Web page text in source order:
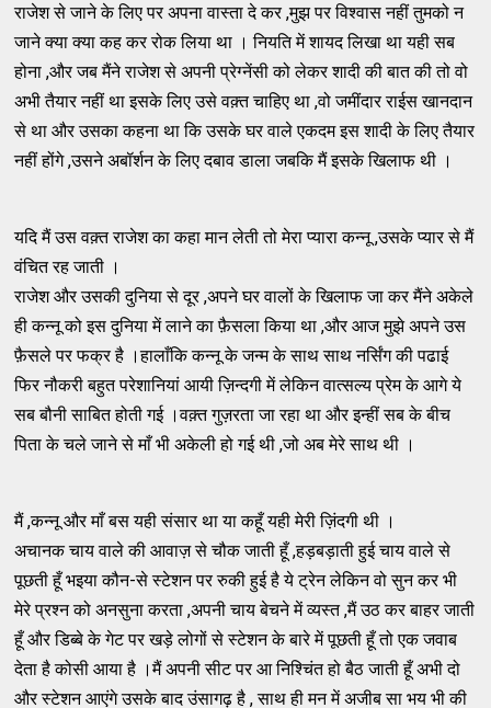
राजेश से जाने के लिए पर अपना वास्ता दे कर ,मुझ पर विश्वास नहीं तुमको न
जाने क्या क्या कह कर रोक लिया था । नियति में शायद लिखा था यही सब
होना ,और जब मैंने राजेश से अपनी प्रेग्नेंसी को लेकर शादी की बात की तो वो
अभी तैयार नहीं था इसके लिए उसे वक़्त चाहिए था ,वो जमींदार राईस खानदान
से था और उसका कहना था कि उसके घर वाले एकदम इस शादी के लिए तैयार
नहीं होंगे ,उसने अबॉर्शन के लिए दबाव डाला जबकि मैं इसके खिलाफ थी ।
यदि मैं उस वक़्त राजेश का कहा मान लेती तो मेरा प्यारा कन्नू ,उसके प्यार से मैं
वंचित रह जाती ।
राजेश और उसकी दुनिया से दूर ,अपने घर वालों के खिलाफ जा कर मैंने अकेले
ही कन्नू को इस दुनिया में लाने का फ़ैसला किया था ,और आज मुझे अपने उस
फ़ैसले पर फक्र है ।हालाँकि कन्नू के जन्म के साथ साथ नर्सिंग की पढाई
फिर नौकरी बहुत परेशानियां आयी ज़िन्दगी में लेकिन वात्सल्य प्रेम के आगे ये
सब बौनी साबित होती गई ।वक़्त गुज़रता जा रहा था और इन्हीं सब के बीच
पिता के चले जाने से माँ भी अकेली हो गई थी ,जो अब मेरे साथ थी ।
मैं ,कन्नू और माँ बस यही संसार था या कहूँ यही मेरी ज़िंदगी थी ।
अचानक चाय वाले की आवाज़ से चौक जाती हूँ ,हड़बड़ाती हुई चाय वाले से
पूछती हूँ भइया कौन-से स्टेशन पर रुकी हुई है ये ट्रेन लेकिन वो सुन कर भी
मेरे प्रश्न को अनसुना करता ,अपनी चाय बेचने में व्यस्त ,मैं उठ कर बाहर जाती
हूँ और डिब्बे के गेट पर खड़े लोगों से स्टेशन के बारे में पूछती हूँ तो एक जवाब
देता है कोसी आया है ।मैं अपनी सीट पर आ निश्चिंत हो बैठ जाती हूँ अभी दो
और स्टेशन आएंगे उसके बाद उंसागढ़ है , साथ ही मन में अजीब सा भय भी की